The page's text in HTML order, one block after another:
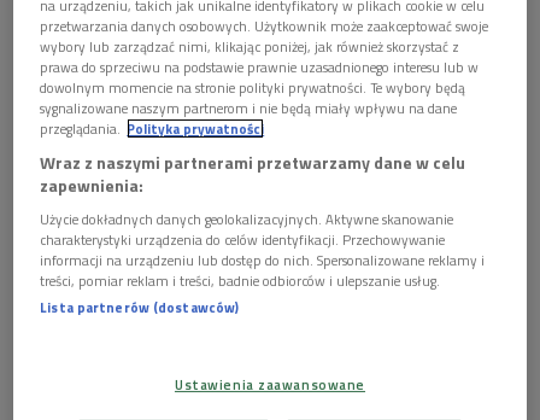
Puszczam sobie ten drobiazg – wszystkiego godzina
niepełna – i duch się uspokaja. Oto widzę kelnera (Grzegorz
Małecki) w profesjonalnie eleganckim przyodziewku. Idzie
sobie parkową aleją, właściwie kroczy statecznie, niosąc
dumnie na wysokości wyprężonych piersi drewnianą skrzynkę,
pełną dorodnych kalafiorów. Zatrzymuję obraz, patrzę
uważnie przez minutę, pięć, dziesięć. Nie chce być inaczej –
każdy z kalafiorów jest tylko kalafiorem. Każdy jest wyłącznie
biały, nie biało-czerwony, każdy ma zielone liście, nie skrzydła
husarskie, i żaden nie śpiewa „Bogurodzicy”, a przecież
naraz gadać zaczął ludzkim językiem, informując, że jest
na urządzeniu, takich jak unikalne identyfikatory w plikach cookie w celu
przetwarzania danych osobowych. Użytkownik może zaakceptować swoje
wybory lub zarządzać nimi, klikając poniżej, jak również skorzystać z
prawa do sprzeciwu na podstawie prawnie uzasadnionego interesu lub w
dowolnym momencie na stronie polityki prywatności. Te wybory będą
sygnalizowane naszym partnerom i nie będą miały wpływu na dane
przeglądania. Polityka prywatności
Wraz z naszymi partnerami przetwarzamy dane w celu
zapewnienia:
Użycie dokładnych danych geolokalizacyjnych. Aktywne skanowanie
charakterystyki urządzenia do celów identyfikacji. Przechowywanie
informacji na urządzeniu lub dostęp do nich. Spersonalizowane reklamy i
treści, pomiar reklam i treści, badnie odbiorców i ulepszanie usług.
Lista partnerów (dostawców)
Ustawienia zaawansowane